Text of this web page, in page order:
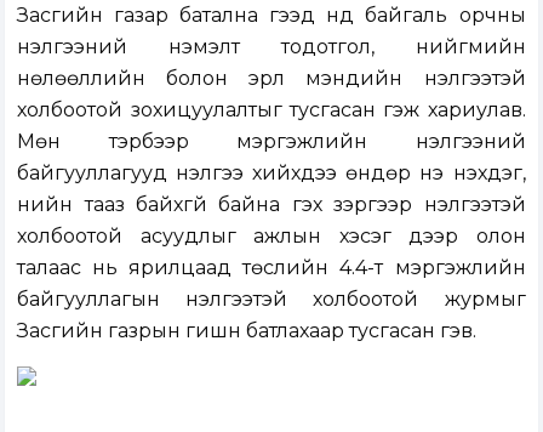
Засгийн газар батална гээд үүнд байгаль орчны
үнэлгээний нэмэлт тодотгол, нийгмийн
нөлөөллийн болон эрүүл мэндийн үнэлгээтэй
холбоотой зохицуулалтыг тусгасан гэж хариулав.
Мөн тэрбээр мэргэжлийн үнэлгээний
байгууллагууд үнэлгээ хийхдээ өндөр үнэ нэхдэг,
үнийн тааз байхгүй байна гэх зэргээр үнэлгээтэй
холбоотой асуудлыг ажлын хэсэг дээр олон
талаас нь ярилцаад төслийн 4.4-т мэргэжлийн
байгууллагын үнэлгээтэй холбоотой журмыг
Засгийн газрын гишүүн батлахаар тусгасан гэв.